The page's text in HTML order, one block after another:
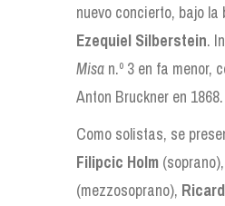
nuevo concierto, bajo
Ezequiel Silberstein.
Misa n.º 3 en fa menor,
Anton Bruckner en 1868.
Como solistas, se
Filipcic Holm (soprano),
(mezzosoprano),